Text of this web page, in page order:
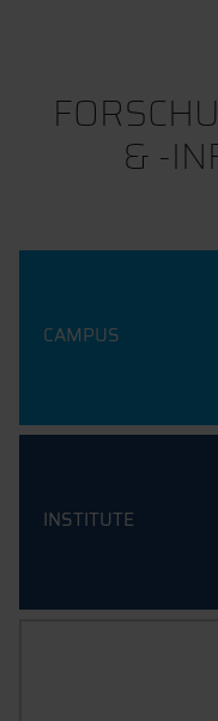
& -
CAMPUS
INSTITUTE